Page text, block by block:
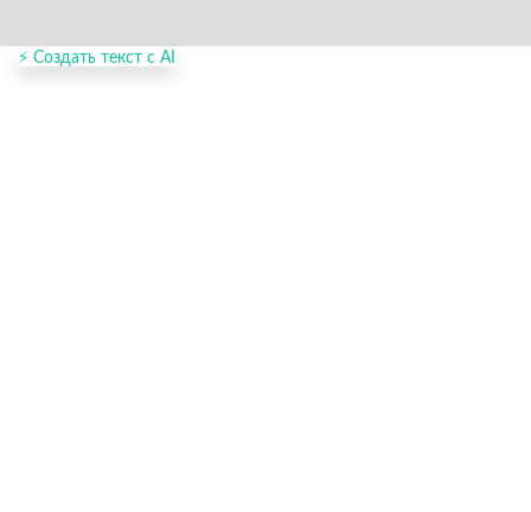
⚡ Создать текст с AI